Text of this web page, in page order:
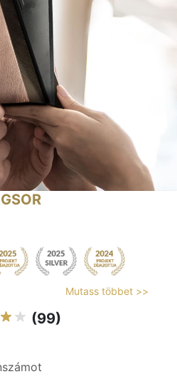
Mutass többet >>
(99)